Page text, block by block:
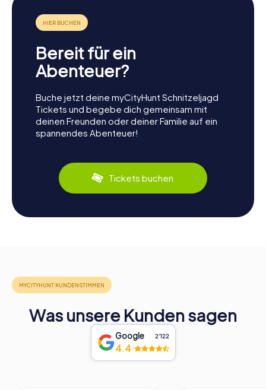
Bereit für ein
Abenteuer?
Buche jetzt deine myCityHunt Schnitzeljagd
Tickets und begebe dich gemeinsam mit
deinen Freunden oder deiner Familie auf ein
spannendes Abenteuer!
Tickets buchen
Was unsere Kunden sagen
Google 2‘122
4.4